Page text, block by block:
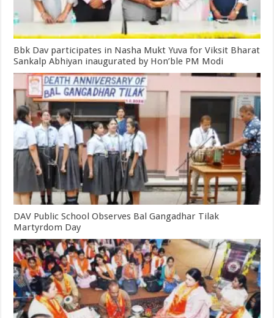
Bbk Dav participates in Nasha Mukt Yuva for Viksit Bharat
Sankalp Abhiyan inaugurated by Hon’ble PM Modi
DAV Public School Observes Bal Gangadhar Tilak
Martyrdom Day